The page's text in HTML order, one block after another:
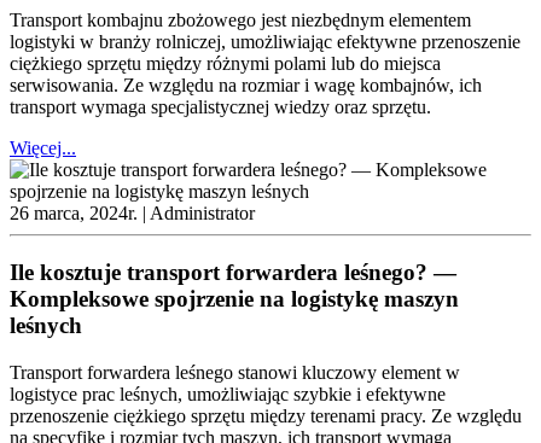
Transport kombajnu zbożowego jest niezbędnym elementem
logistyki w branży rolniczej, umożliwiając efektywne przenoszenie
ciężkiego sprzętu między różnymi polami lub do miejsca
serwisowania. Ze względu na rozmiar i wagę kombajnów, ich
transport wymaga specjalistycznej wiedzy oraz sprzętu.
Więcej...
26 marca, 2024r. | Administrator
Ile kosztuje transport forwardera leśnego? —
Kompleksowe spojrzenie na logistykę maszyn
leśnych
Transport forwardera leśnego stanowi kluczowy element w
logistyce prac leśnych, umożliwiając szybkie i efektywne
przenoszenie ciężkiego sprzętu między terenami pracy. Ze względu
na specyfikę i rozmiar tych maszyn, ich transport wymaga